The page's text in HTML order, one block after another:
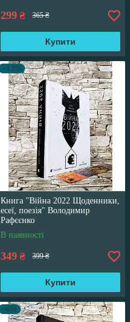
299 ₴ 365 ₴
Купити
–13%
Книга "Війна 2022 Щоденники,
есеї, поезія" Володимир
Рафєєнко
В наявності
349 ₴ 399 ₴
Купити
–6%